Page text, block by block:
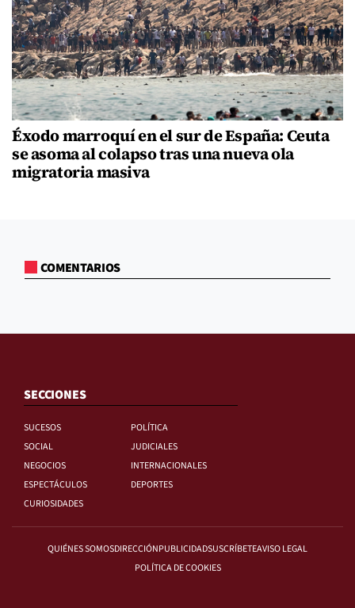
Éxodo marroquí en el sur de España: Ceuta
se asoma al colapso tras una nueva ola
migratoria masiva
COMENTARIOS
SECCIONES
SUCESOS
POLÍTICA
SOCIAL
JUDICIALES
NEGOCIOS
INTERNACIONALES
ESPECTÁCULOS
DEPORTES
CURIOSIDADES
QUIÉNES SOMOSDIRECCIÓNPUBLICIDADSUSCRÍBETEAVISO LEGAL
POLÍTICA DE COOKIES